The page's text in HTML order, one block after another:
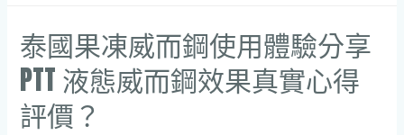
泰國果凍威而鋼使用體驗分享
PTT 液態威而鋼效果真實心得
評價？